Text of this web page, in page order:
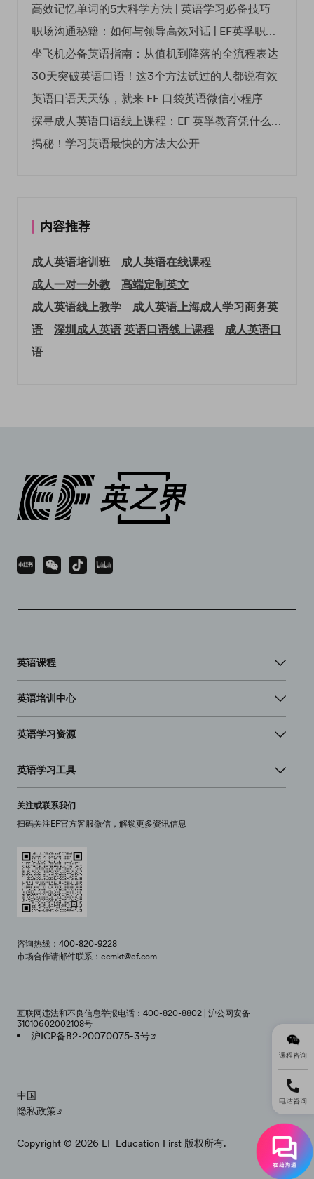
高效记忆单词的5大科学方法 | 英语学习必备技巧
职场沟通秘籍：如何与领导高效对话 | EF英孚职场指南
坐飞机必备英语指南：从值机到降落的全流程表达
30天突破英语口语！这3个方法试过的人都说有效
英语口语天天练，就来 EF 口袋英语微信小程序
探寻成人英语口语线上课程：EF 英孚教育凭什么领航
揭秘！学习英语最快的方法大公开
内容推荐
成人英语培训班
成人英语在线课程
成人一对一外教
高端定制英文
成人英语线上教学
成人英语上海成人学习商务英
语
深圳成人英语英语口语线上课程
成人英语口
语
英语课程
英语培训中心
英语学习资源
英语学习工具
关注或联系我们
扫码关注EF官方客服微信，解锁更多资讯信息
咨询热线：400-820-9228
市场合作请邮件联系：ecmkt@ef.com
互联网违法和不良信息举报电话：400-820-8802 | 沪公网安备
31010602002108号
沪ICP备B2-20070075-3号
中国
隐私政策
Copyright © 2026 EF Education First 版权所有.
课程咨询
电话咨询